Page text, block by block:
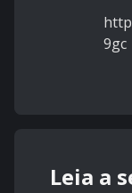
9gc
Leia a